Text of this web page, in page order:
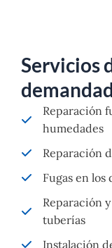
Servicios
Reparación
humedades
Reparación
Fugas en los
Reparación
tuberías
Instalación